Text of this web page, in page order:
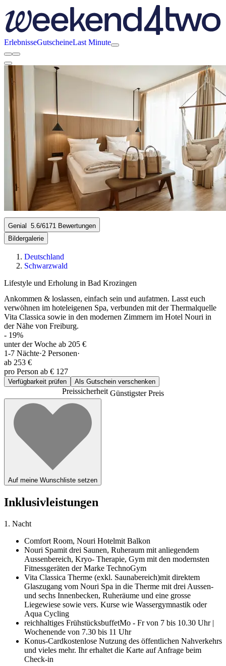
ErlebnisseGutscheineLast Minute
Genial 5.6/6171 Bewertungen
Bildergalerie
Deutschland
Schwarzwald
Lifestyle und Erholung in Bad Krozingen
Ankommen & loslassen, einfach sein und aufatmen. Lasst euch
verwöhnen im hoteleigenen Spa, verbunden mit der Thermalquelle
Vita Classica sowie in den modernen Zimmern im Hotel Nouri in
der Nähe von Freiburg.
- 19%
unter der Woche ab 205 €
1-7 Nächte·2 Personen·
ab 253 €
pro Person ab € 127
Verfügbarkeit prüfen Als Gutschein verschenken
PreissicherheitGünstigster Preis
Auf meine Wunschliste setzen
Inklusivleistungen
1. Nacht
Comfort Room, Nouri Hotelmit Balkon
Nouri Spamit drei Saunen, Ruheraum mit anliegendem
Aussenbereich, Kryo- Therapie, Gym mit den modernsten
Fitnessgeräten der Marke TechnoGym
Vita Classica Therme (exkl. Saunabereich)mit direktem
Glaszugang vom Nouri Spa in die Therme mit drei Aussen-
und sechs Innen­becken, Ruheräume und eine grosse
Liegewiese sowie vers. Kurse wie Wasser­gymnastik oder
Aqua Cycling
reichhaltiges FrühstücksbuffetMo - Fr von 7 bis 10.30 Uhr |
Wochenende von 7.30 bis 11 Uhr
Konus-Cardkostenlose Nutzung des öffentlichen Nahverkehrs
und vieles mehr. Ihr erhaltet die Karte auf Anfrage beim
Check-in